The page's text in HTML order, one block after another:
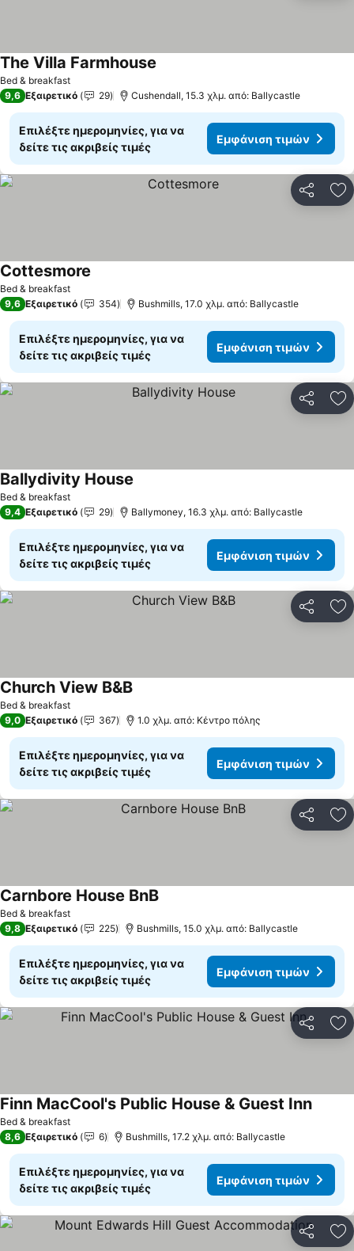
Bed & breakfast
The Villa Farmhouse
9,6 Εξαιρετικό 29 Cushendall, 15.3 χλμ. από: Ballycastle
Επιλέξτε ημερομηνίες, για να
δείτε τις ακριβείς τιμές
Εμφάνιση τιμών
Bed & breakfast
Cottesmore
9,6 Εξαιρετικό 354 Bushmills, 17.0 χλμ. από: Ballycastle
Επιλέξτε ημερομηνίες, για να
δείτε τις ακριβείς τιμές
Εμφάνιση τιμών
Bed & breakfast
Ballydivity House
9,4 Εξαιρετικό 29 Ballymoney, 16.3 χλμ. από: Ballycastle
Επιλέξτε ημερομηνίες, για να
δείτε τις ακριβείς τιμές
Εμφάνιση τιμών
Bed & breakfast
Church View B&B
9,0 Εξαιρετικό 367 1.0 χλμ. από: Κέντρο πόλης
Επιλέξτε ημερομηνίες, για να
δείτε τις ακριβείς τιμές
Εμφάνιση τιμών
Bed & breakfast
Carnbore House BnB
9,8 Εξαιρετικό 225 Bushmills, 15.0 χλμ. από: Ballycastle
Επιλέξτε ημερομηνίες, για να
δείτε τις ακριβείς τιμές
Εμφάνιση τιμών
Bed & breakfast
Finn MacCool's Public House & Guest Inn
8,6 Εξαιρετικό 6 Bushmills, 17.2 χλμ. από: Ballycastle
Επιλέξτε ημερομηνίες, για να
δείτε τις ακριβείς τιμές
Εμφάνιση τιμών